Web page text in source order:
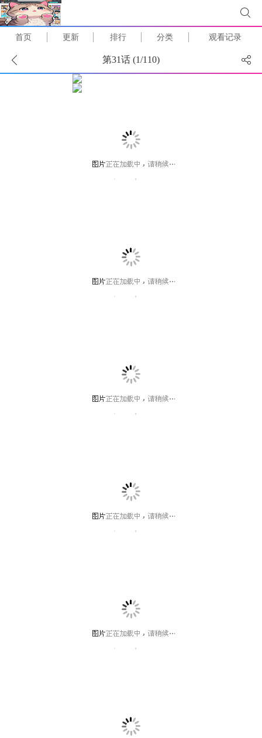
首页 更新 排行 分类 观看记录
第31话 (1/110)